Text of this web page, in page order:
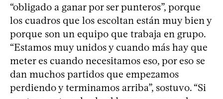
“obligado a ganar por ser punteros”, porque
los cuadros que los escoltan están muy bien y
porque son un equipo que trabaja en grupo.
“Estamos muy unidos y cuando más hay que
meter es cuando necesitamos eso, por eso se
dan muchos partidos que empezamos
perdiendo y terminamos arriba”, sostuvo. “Si